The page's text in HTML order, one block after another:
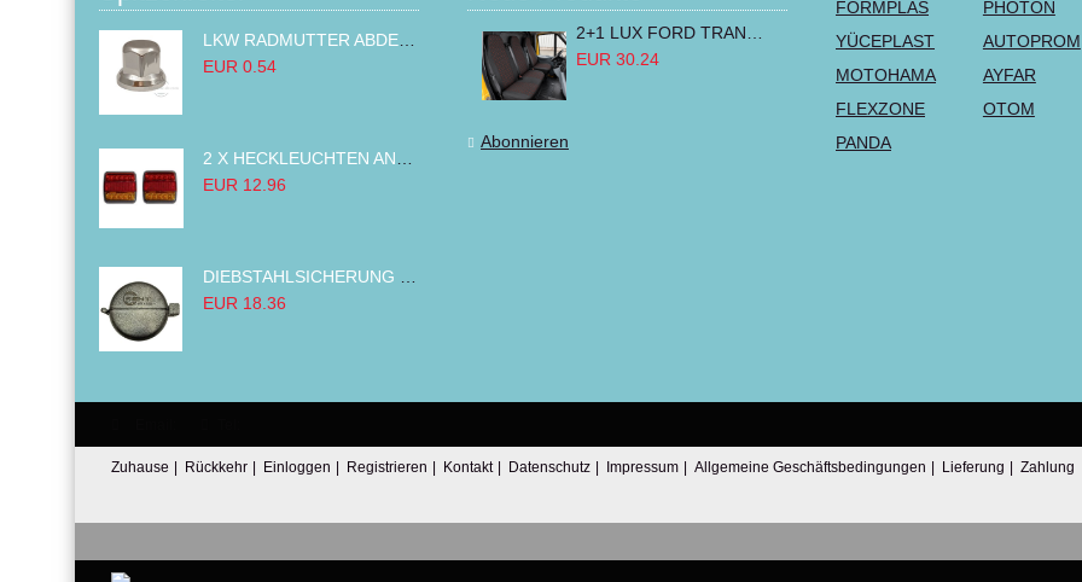
LKW RADMUTTER ABDECKKAPPEN SECHSKANT KAPPEN FELGEN BOLZENABDECKUNGEN CHROM 32MM
EUR 0.54
2 X HECKLEUCHTEN ANHÄNGER RÜCKLEUCHTE,LKW RÜCKLEUCHTE, LINKS RECHTS 14LED 12V
EUR 12.96
DIEBSTAHLSICHERUNG TANK TANKDECKEL DIESELTANK KRAFTSTOFFTANKDECKEL VERRIEGELUNG PASSEND FÜR LKW PKW TRAKTOREN BAGGER 80MM
EUR 18.36
2+1 LUX FORD TRANSIT CUSTOM 2000-2014 MK6 MK7 Sitzbezüge Kleinbus Lieferwagen Van Schwarz Rot Textil
EUR 30.24
Abonnieren
FORMPLAS
PHOTON
YÜCEPLAST
AUTOPROM
MOTOHAMA
AYFAR
FLEXZONE
OTOM
PANDA
Zuhause Rückkehr Einloggen Registrieren Kontakt Datenschutz Impressum Allgemeine Geschäftsbedingungen Lieferung Zahlung